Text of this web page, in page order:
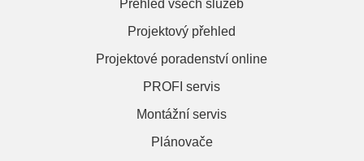
Přehled všech služeb
Projektový přehled
Projektové poradenství online
PROFI servis
Montážní servis
Plánovače